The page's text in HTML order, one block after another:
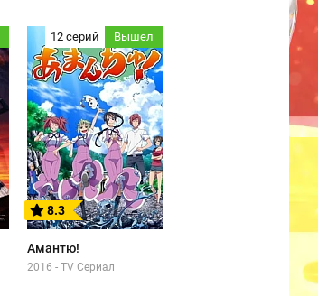
12 серий Вышел
8.3
Амантю!
2016 - TV Сериал